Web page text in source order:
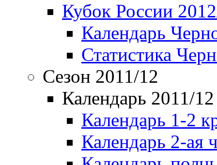
Кубок России
Календарь
Статистика
Сезон 2011/12
Календарь 2011/12
Календарь 1-2
Календарь 2-ая